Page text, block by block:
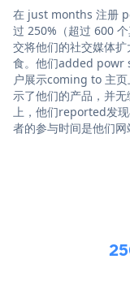
在 just months 注册
过 250%（超过 600
交将他们的社交媒体
食。他们added powr
户展示coming to 主页
示了他们的产品，并
上，他们reported发
者的参与时间是他们网